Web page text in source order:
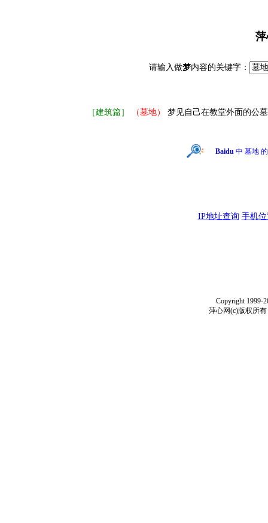
请输入做梦内容的关键字：
［建筑篇］ （墓地） 梦见自己在教堂外面的公
Baidu中 墓地
IP地址查询 手机
Copyright 1999-
萍心网(c)版权所有